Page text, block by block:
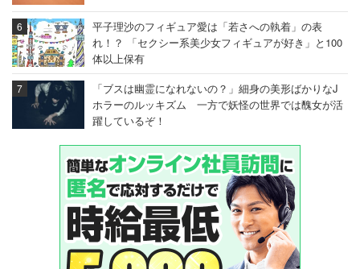
平子理沙のフィギュア愛は「若さへの執着」の表
れ！？ 「セクシー系美少女フィギュアが好き」と100
体以上保有
「ブスは幽霊になれないの？」細身の美形ばかりなJ
ホラーのルッキズム 一方で妖怪の世界では醜女が活
躍しているぞ！